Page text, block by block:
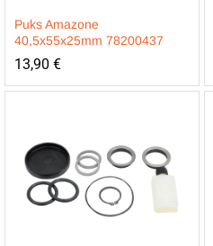
Puks Amazone
40,5x55x25mm 78200437
13,90 €